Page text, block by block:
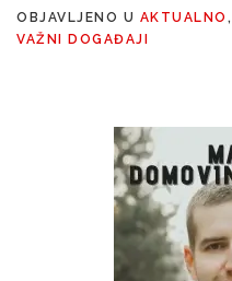
OBJAVLJENO U AKTUALNO ,
VAŽNI DOGAĐAJI